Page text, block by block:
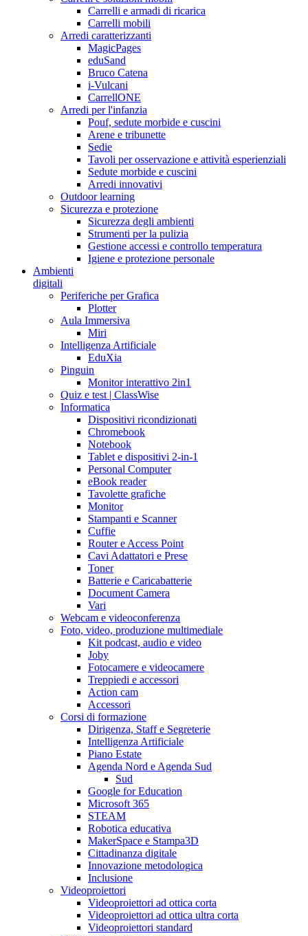
Carrelli e armadi di ricarica
Carrelli mobili
Arredi caratterizzanti
MagicPages
eduSand
Bruco Catena
i-Vulcani
CarrellONE
Arredi per l'infanzia
Pouf, sedute morbide e cuscini
Arene e tribunette
Sedie
Tavoli per osservazione e attività esperienziali
Sedute morbide e cuscini
Arredi innovativi
Outdoor learning
Sicurezza e protezione
Sicurezza degli ambienti
Strumenti per la pulizia
Gestione accessi e controllo temperatura
Igiene e protezione personale
Ambienti
digitali
Periferiche per Grafica
Plotter
Aula Immersiva
Miri
Intelligenza Artificiale
EduXia
Pinguin
Monitor interattivo 2in1
Quiz e test | ClassWise
Informatica
Dispositivi ricondizionati
Chromebook
Notebook
Tablet e dispositivi 2-in-1
Personal Computer
eBook reader
Tavolette grafiche
Monitor
Stampanti e Scanner
Cuffie
Router e Access Point
Cavi Adattatori e Prese
Toner
Batterie e Caricabatterie
Document Camera
Vari
Webcam e videoconferenza
Foto, video, produzione multimediale
Kit podcast, audio e video
Joby
Fotocamere e videocamere
Treppiedi e accessori
Action cam
Accessori
Corsi di formazione
Dirigenza, Staff e Segreterie
Intelligenza Artificiale
Piano Estate
Agenda Nord e Agenda Sud
Sud
Google for Education
Microsoft 365
STEAM
Robotica educativa
MakerSpace e Stampa3D
Cittadinanza digitale
Innovazione metodologica
Inclusione
Videoproiettori
Videoproiettori ad ottica corta
Videoproiettori ad ottica ultra corta
Videoproiettori standard